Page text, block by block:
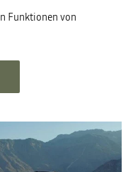
Funktionen von